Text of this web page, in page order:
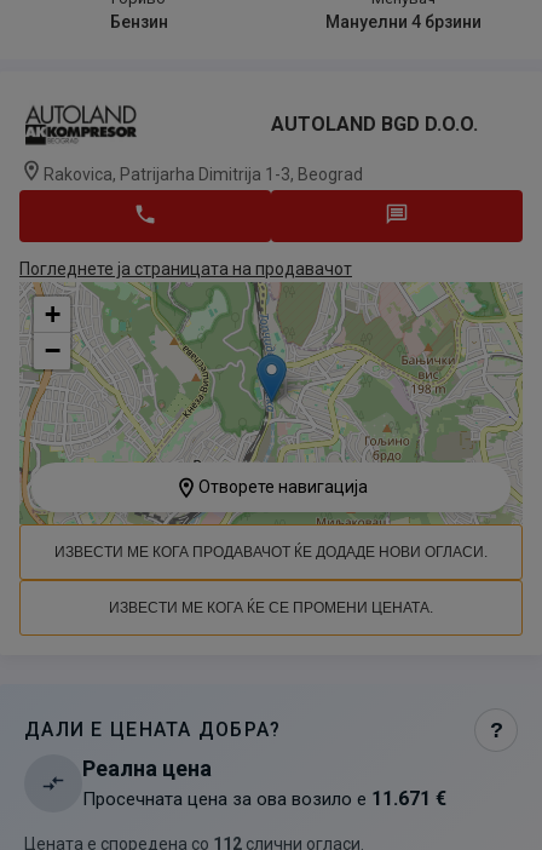
Бензин Мануелни 4 брзини
AUTOLAND BGD D.o.o.
Rakovica, Patrijarha Dimitrija 1-3, Beograd
Погледнете ја страницата на продавачот
+
−
Отворете навигација
ИЗВЕСТИ МЕ КОГА ПРОДАВАЧОТ ЌЕ ДОДАДЕ НОВИ ОГЛАСИ.
ИЗВЕСТИ МЕ КОГА ЌЕ СЕ ПРОМЕНИ ЦЕНАТА.
ДАЛИ Е ЦЕНАТА ДОБРА? ?
Реална цена
Просечната цена за ова возило е 11.671 €
Цената е споредена со 112 слични огласи